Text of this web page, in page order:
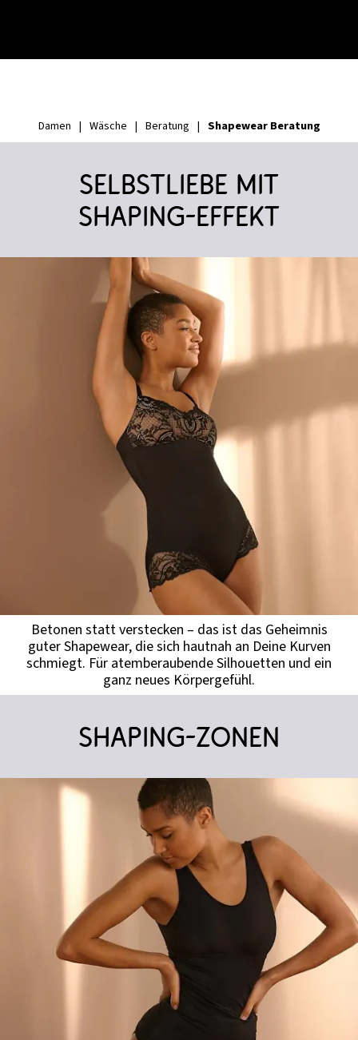
Damen | Wäsche | Beratung | Shapewear Beratung
Selbstliebe mit
Shaping-Effekt
Betonen statt verstecken – das ist das Geheimnis
guter Shapewear, die sich hautnah an Deine Kurven
schmiegt. Für atemberaubende Silhouetten und ein
ganz neues Körpergefühl.
Shaping-Zonen